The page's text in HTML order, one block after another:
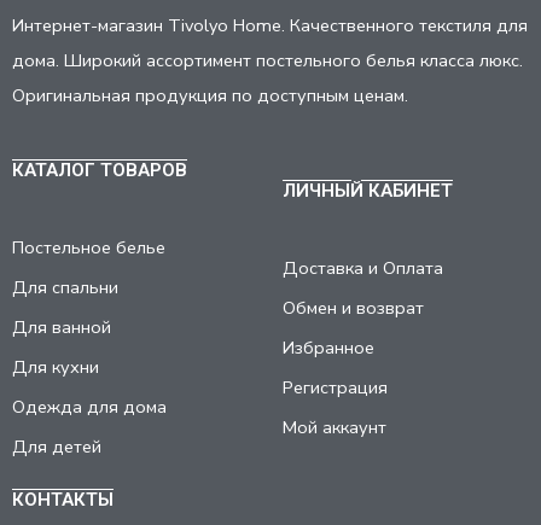
Интернет-магазин Tivolyo Home. Качественного текстиля для
дома. Широкий ассортимент постельного белья класса люкс.
Оригинальная продукция по доступным ценам.
КАТАЛОГ ТОВАРОВ
Постельное белье
Для спальни
Для ванной
Для кухни
Одежда для дома
Для детей
ЛИЧНЫЙ КАБИНЕТ
Доставка и Оплата
Обмен и возврат
Избранное
Регистрация
Мой аккаунт
КОНТАКТЫ